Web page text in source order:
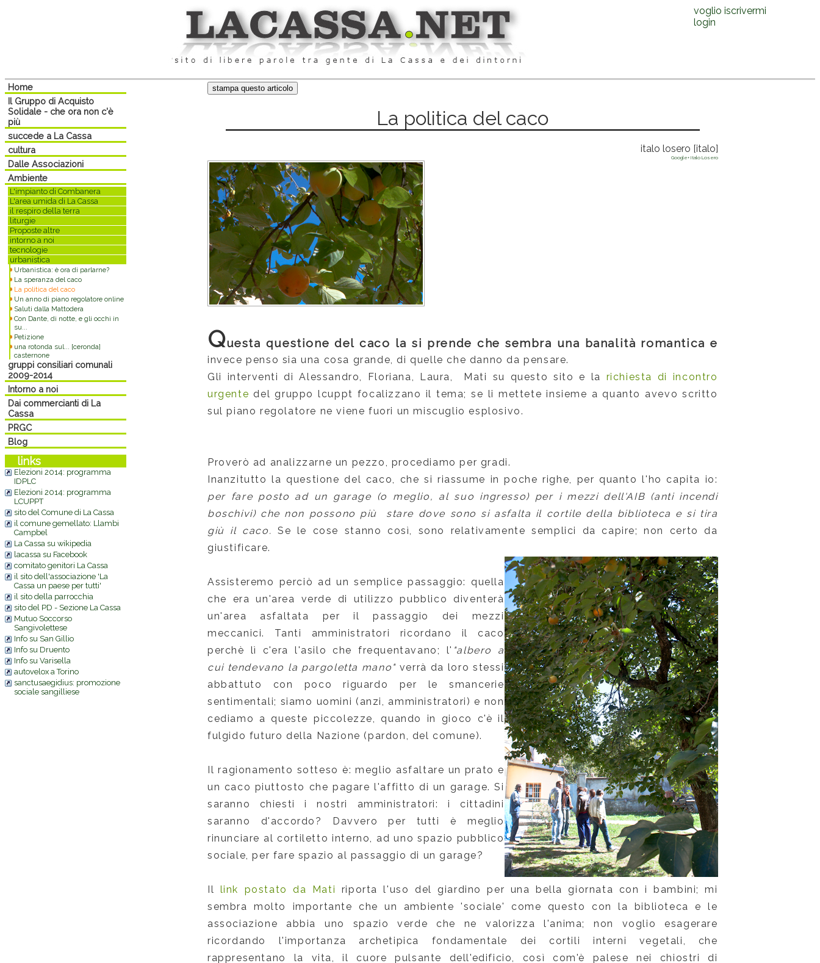
voglio iscrivermi
login
Home
Il Gruppo di Acquisto
Solidale - che ora non c'è
più
succede a La Cassa
cultura
Dalle Associazioni
Ambiente
L'impianto di Combanera
L'area umida di La Cassa
il respiro della terra
liturgie
Proposte altre
intorno a noi
tecnologie
urbanistica
Urbanistica: è ora di parlarne?
La speranza del caco
La politica del caco
Un anno di piano regolatore online
Saluti dalla Mattodera
Con Dante, di notte, e gli occhi in
su...
Petizione
una rotonda sul... [ceronda]
casternone
gruppi consiliari comunali
2009-2014
Intorno a noi
Dai commercianti di La
Cassa
PRGC
Blog
links
Elezioni 2014: programma
IDPLC
Elezioni 2014: programma
LCUPPT
sito del Comune di La Cassa
il comune gemellato: Llambi
Campbel
La Cassa su wikipedia
lacassa su Facebook
comitato genitori La Cassa
il sito dell'associazione 'La
Cassa un paese per tutti'
il sito della parrocchia
sito del PD - Sezione La Cassa
Mutuo Soccorso
Sangivolettese
Info su San Gillio
Info su Druento
Info su Varisella
autovelox a Torino
sanctusaegidius: promozione
sociale sangilliese
La politica del caco
italo losero [italo]
Google+ Italo Losero
Questa questione del caco la si prende che sembra una banalità romantica e
invece penso sia una cosa grande, di quelle che danno da pensare.
Gli interventi di Alessandro, Floriana, Laura, Mati su questo sito e la richiesta di incontro
urgente del gruppo lcuppt focalizzano il tema; se li mettete insieme a quanto avevo scritto
sul piano regolatore ne viene fuori un miscuglio esplosivo.
Proverò ad analizzarne un pezzo, procediamo per gradi.
Inanzitutto la questione del caco, che si riassume in poche righe, per quanto l'ho capita io:
per fare posto ad un garage (o meglio, al suo ingresso) per i mezzi dell'AIB (anti incendi
boschivi) che non possono più stare dove sono si asfalta il cortile della biblioteca e si tira
giù il caco. Se le cose stanno così, sono relativamente semplici da capire; non certo da
giustificare.
Assisteremo perciò ad un semplice passaggio: quella
che era un'area verde di utilizzo pubblico diventerà
un'area asfaltata per il passaggio dei mezzi
meccanici. Tanti amministratori ricordano il caco
perchè lì c'era l'asilo che frequentavano; l' "albero a
cui tendevano la pargoletta mano"verrà da loro stessi
abbattuto con poco riguardo per le smancerie
sentimentali; siamo uomini (anzi, amministratori) e non
cediamo a queste piccolezze, quando in gioco c'è il
fulgido futuro della Nazione (pardon, del comune).
Il ragionamento sotteso è: meglio asfaltare un prato e
un caco piuttosto che pagare l'affitto di un garage. Si
saranno chiesti i nostri amministratori: i cittadini
saranno d'accordo? Davvero per tutti è meglio
rinunciare al cortiletto interno, ad uno spazio pubblico
sociale, per fare spazio al passaggio di un garage?
Il link postato da Mati
riporta l'uso del giardino per una bella giornata con i bambini; mi
sembra molto importante che un ambiente 'sociale' come questo con la biblioteca e le
associazione abbia uno spazio verde che ne valorizza l'anima; non voglio esagerare
ricordando l'importanza archetipica fondamentale dei cortili interni vegetali, che
rappresentano la vita, il cuore pulsante dell'edificio, così com'è palese nei chiostri di